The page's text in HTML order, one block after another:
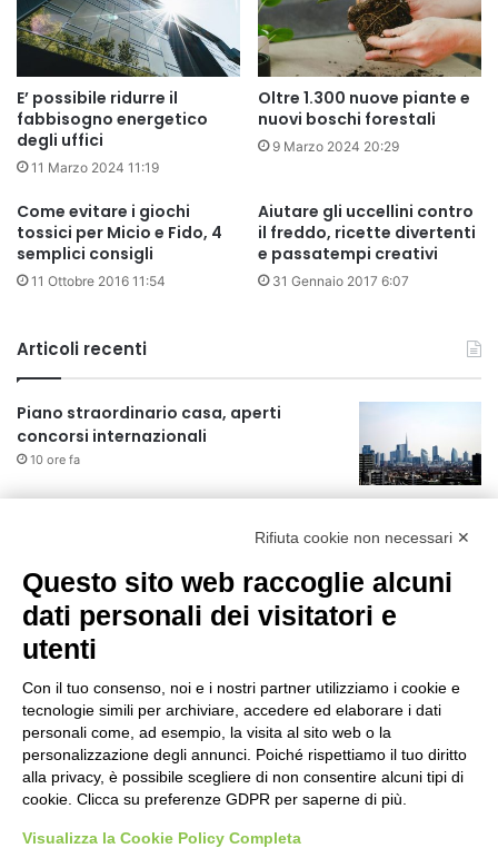
E’ possibile ridurre il
fabbisogno energetico
degli uffici
11 Marzo 2024 11:19
Oltre 1.300 nuove piante e
nuovi boschi forestali
9 Marzo 2024 20:29
Come evitare i giochi
tossici per Micio e Fido, 4
semplici consigli
11 Ottobre 2016 11:54
Aiutare gli uccellini contro
il freddo, ricette divertenti
e passatempi creativi
31 Gennaio 2017 6:07
Articoli recenti
Piano straordinario casa, aperti
concorsi internazionali
10 ore fa
Un nuovo modello di IA stima il volume
dei ghiacciai del pianeta
11 ore fa
Manutenzione strade, nel biennio
2026-27 investiti 56 milioni
1 giorno fa
Il codice segreto dei neuroni: la
memoria della nascita che costruisce il
Rifiuta cookie non necessari ✕
Questo sito web raccoglie alcuni
dati personali dei visitatori e
utenti
Con il tuo consenso, noi e i nostri partner utilizziamo i cookie e
tecnologie simili per archiviare, accedere ed elaborare i dati
personali come, ad esempio, la visita al sito web o la
personalizzazione degli annunci. Poiché rispettiamo il tuo diritto
alla privacy, è possibile scegliere di non consentire alcuni tipi di
cookie. Clicca su preferenze GDPR per saperne di più.
Visualizza la Cookie Policy Completa